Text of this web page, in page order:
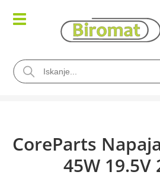
CoreParts
45W 19.5V